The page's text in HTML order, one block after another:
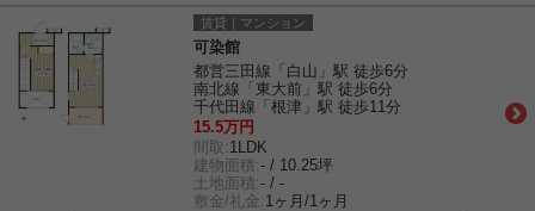
賃貸｜マンション
可染館
都営三田線「白山」駅 徒歩6分
南北線「東大前」駅 徒歩6分
千代田線「根津」駅 徒歩11分
15.5万円
間取: 1LDK
建物面積:- / 10.25坪
土地面積:- / -
敷金/礼金: 1ヶ月/1ヶ月